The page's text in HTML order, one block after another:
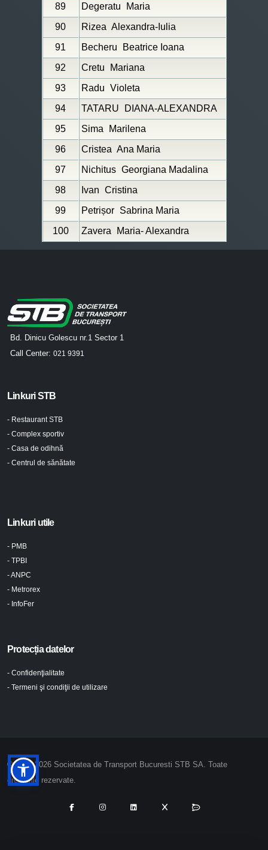
89
Degeratu
Maria
90
Rizea Alexandra-Iulia
91
Becheru
Beatrice Ioana
92
Cretu
Mariana
93
Radu Violeta
94
TATARU
DIANA-ALEXANDRA
95
Sima
Marilena
96
Cristea Ana Maria
97
Nichitus Georgiana Madalina
98
Ivan Cristina
99
Petrișor Sabrina Maria
100
Zavera Maria- Alexandra
Bd. Dinicu Golescu nr.1 Sector 1
Call Center: 021 9391
Linkuri STB
- Restaurant STB
- Complex sportiv
- Casa de odihnă
- Centrul de sănătate
Linkuri utile
- PMB
- TPBI
- ANPC
- Metrorex
- InfoFer
Protecția datelor
- Confidenţialitate
- Termeni şi condiţii de utilizare
© 2024-2026 Societatea de Transport Bucuresti STB SA. Toate
drepturile rezervate.